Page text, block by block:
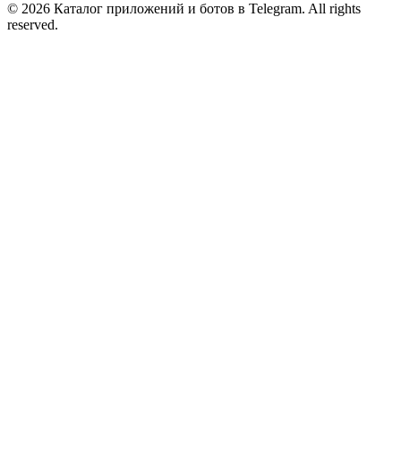
© 2026 Каталог приложений и ботов в Telegram. All rights
reserved.